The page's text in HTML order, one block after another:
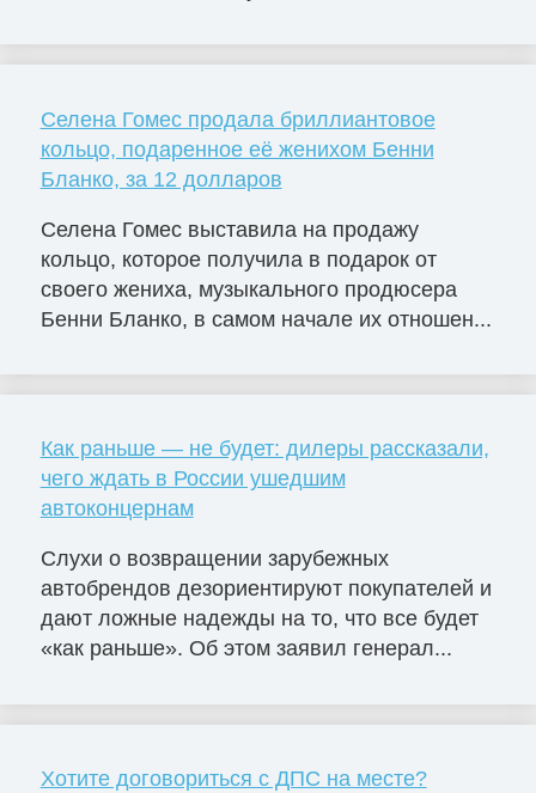
Селена Гомес продала бриллиантовое
кольцо, подаренное её женихом Бенни
Бланко, за 12 долларов
Селена Гомес выставила на продажу
кольцо, которое получила в подарок от
своего жениха, музыкального продюсера
Бенни Бланко, в самом начале их отношен...
Как раньше — не будет: дилеры рассказали,
чего ждать в России ушедшим
автоконцернам
Слухи о возвращении зарубежных
автобрендов дезориентируют покупателей и
дают ложные надежды на то, что все будет
«как раньше». Об этом заявил генерал...
Хотите договориться с ДПС на месте?